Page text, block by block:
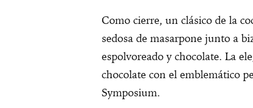
Como cierre, un clásico de la
sedosa de masarpone junto a
espolvoreado y chocolate. La
chocolate con el emblemático
Symposium.